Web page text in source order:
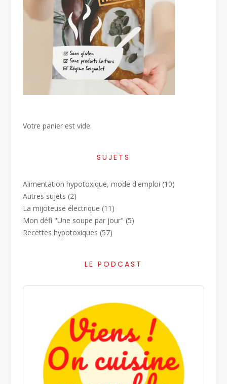
Votre panier est vide.
SUJETS
Alimentation hypotoxique, mode d'emploi (10)
Autres sujets (2)
La mijoteuse électrique (11)
Mon défi "Une soupe par jour" (5)
Recettes hypotoxiques (57)
LE PODCAST
Audio